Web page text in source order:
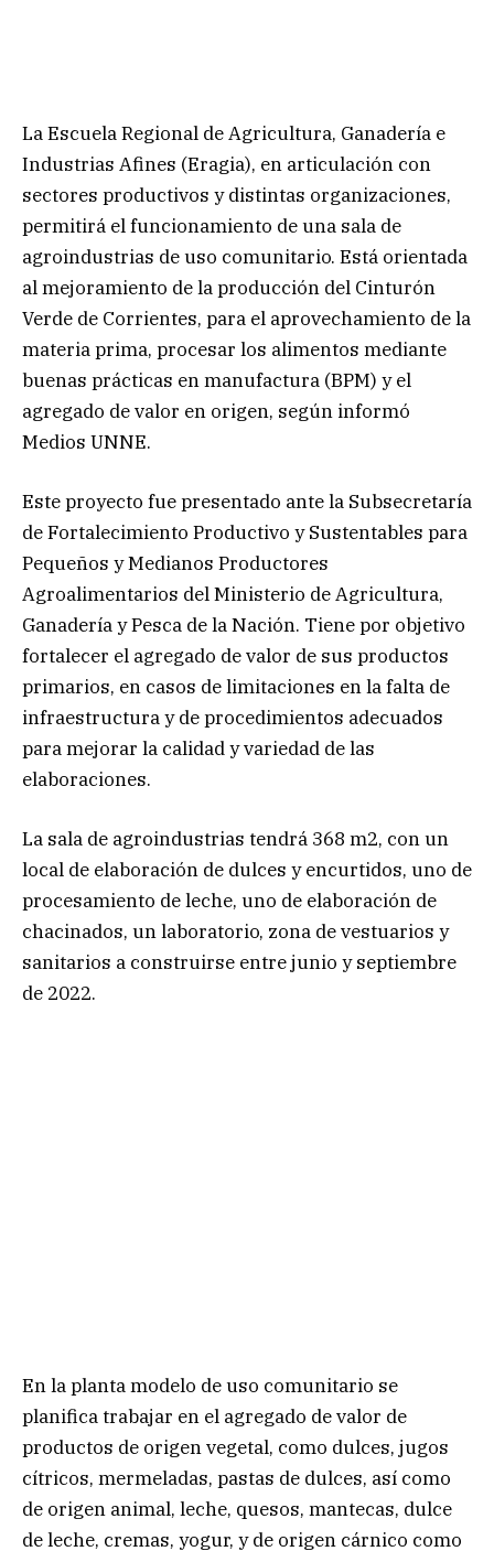
La Escuela Regional de Agricultura, Ganadería e
Industrias Afines (Eragia), en articulación con
sectores productivos y distintas organizaciones,
permitirá el funcionamiento de una sala de
agroindustrias de uso comunitario. Está orientada
al mejoramiento de la producción del Cinturón
Verde de Corrientes, para el aprovechamiento de la
materia prima, procesar los alimentos mediante
buenas prácticas en manufactura (BPM) y el
agregado de valor en origen, según informó
Medios UNNE.
Este proyecto fue presentado ante la Subsecretaría
de Fortalecimiento Productivo y Sustentables para
Pequeños y Medianos Productores
Agroalimentarios del Ministerio de Agricultura,
Ganadería y Pesca de la Nación. Tiene por objetivo
fortalecer el agregado de valor de sus productos
primarios, en casos de limitaciones en la falta de
infraestructura y de procedimientos adecuados
para mejorar la calidad y variedad de las
elaboraciones.
La sala de agroindustrias tendrá 368 m2, con un
local de elaboración de dulces y encurtidos, uno de
procesamiento de leche, uno de elaboración de
chacinados, un laboratorio, zona de vestuarios y
sanitarios a construirse entre junio y septiembre
de 2022.
En la planta modelo de uso comunitario se
planifica trabajar en el agregado de valor de
productos de origen vegetal, como dulces, jugos
cítricos, mermeladas, pastas de dulces, así como
de origen animal, leche, quesos, mantecas, dulce
de leche, cremas, yogur, y de origen cárnico como